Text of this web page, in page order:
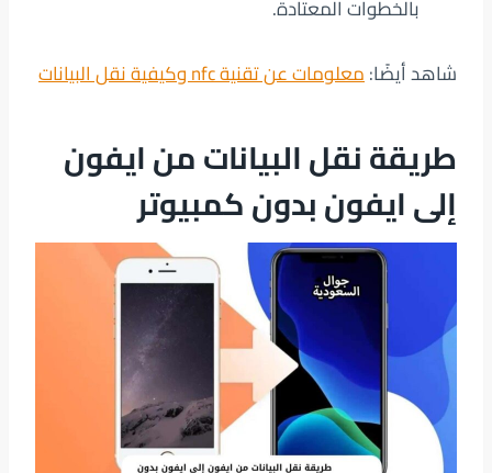
بالخطوات المعتادة.
شاهد أيضًا:معلومات عن تقنية nfc وكيفية نقل البيانات
طريقة نقل البيانات من ايفون
إلى ايفون بدون كمبيوتر